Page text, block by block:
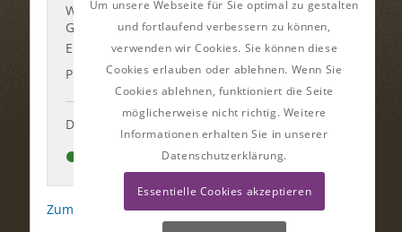
Um unsere Webseite für Sie optimal zu gestalten
und fortlaufend verbessern zu können,
verwenden wir Cookies. Sie können diese
Cookies erlauben oder ablehnen. Wenn Sie
Cookies ablehnen, funktioniert die Seite
möglicherweise nicht richtig. Weitere
Informationen erhalten Sie in unserer
Datenschutzerklärung.
Essentielle Cookies akzeptieren